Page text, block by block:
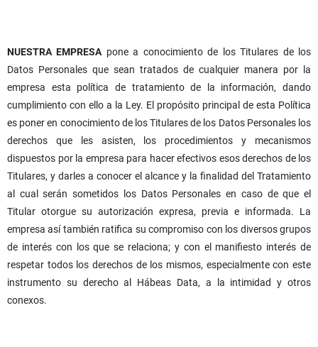
NUESTRA EMPRESA pone a conocimiento de los Titulares de los
Datos Personales que sean tratados de cualquier manera por la
empresa esta política de tratamiento de la información, dando
cumplimiento con ello a la Ley. El propósito principal de esta Política
es poner en conocimiento de los Titulares de los Datos Personales los
derechos que les asisten, los procedimientos y mecanismos
dispuestos por la empresa para hacer efectivos esos derechos de los
Titulares, y darles a conocer el alcance y la finalidad del Tratamiento
al cual serán sometidos los Datos Personales en caso de que el
Titular otorgue su autorización expresa, previa e informada. La
empresa así también ratifica su compromiso con los diversos grupos
de interés con los que se relaciona; y con el manifiesto interés de
respetar todos los derechos de los mismos, especialmente con este
instrumento su derecho al Hábeas Data, a la intimidad y otros
conexos.